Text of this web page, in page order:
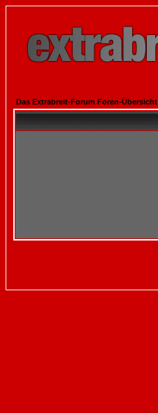
Das Extrabreit-Forum Foren-Übersicht